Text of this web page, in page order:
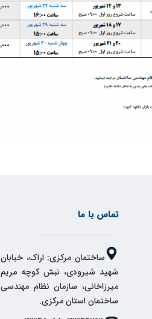
تماس با ما
ساختمان مرکزی: اراک، خیابان
شهید شیرودی، نبش کوچه مریم
میرزاخانی، سازمان نظام مهندسی
ساختمان استان مرکزی.